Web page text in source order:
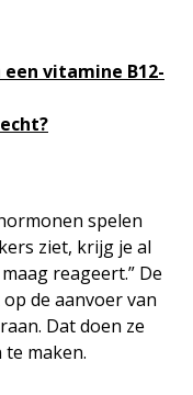
vitamine B12-
spelen
ziet, krijg je al
reageert.” De
de aanvoer van
Dat doen ze
maken.